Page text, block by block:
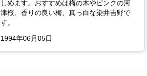
しめます。おすすめは梅の木やピンクの河
津桜、香りの良い梅、真っ白な染井吉野で
す。
1994年06月05日